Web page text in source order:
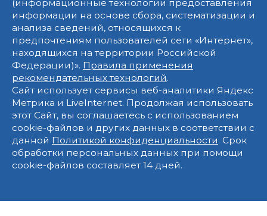
(информационные технологии предоставления
информации на основе сбора, систематизации и
анализа сведений, относящихся к
предпочтениям пользователей сети «Интернет»,
находящихся на территории Российской
Федерации)». Правила применения
рекомендательных технологий.
Сайт использует сервисы веб-аналитики Яндекс
Метрика и LiveInternet. Продолжая использовать
этот Сайт, вы соглашаетесь с использованием
cookie-файлов и других данных в соответствии с
данной Политикой конфиденциальности. Срок
обработки персональных данных при помощи
cookie-файлов составляет 14 дней.